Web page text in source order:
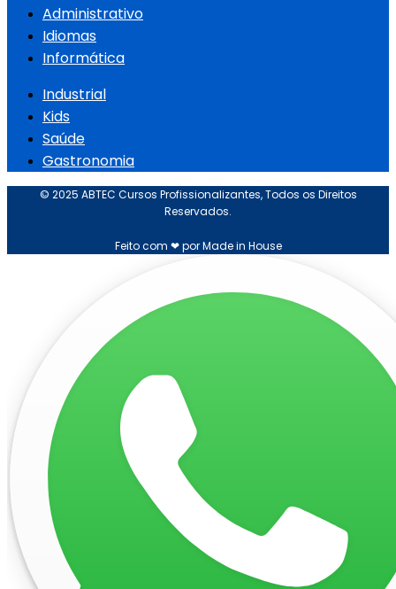
Administrativo
Idiomas
Informática
Industrial
Kids
Saúde
Gastronomia
© 2025 ABTEC Cursos Profissionalizantes, Todos os Direitos
Reservados.
Feito com ❤ por Made in House